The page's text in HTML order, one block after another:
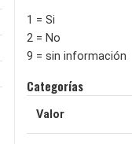
1 = Si
2 = No
9 = sin información
Categorías
Valor